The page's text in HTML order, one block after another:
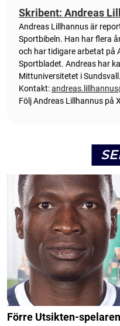
Skribent: Andreas
Andreas Lillhannus är
Sportbibeln. Han har flera
och har tidigare arbetat på
Sportbladet. Andreas har
Mittuniversitetet i Sundsvall.
Kontakt:
Följ Andreas Lillhannus på X
Förre Utsikten-